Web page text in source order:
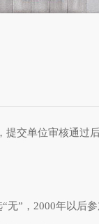
交单位审核通过
无”，2000年以后